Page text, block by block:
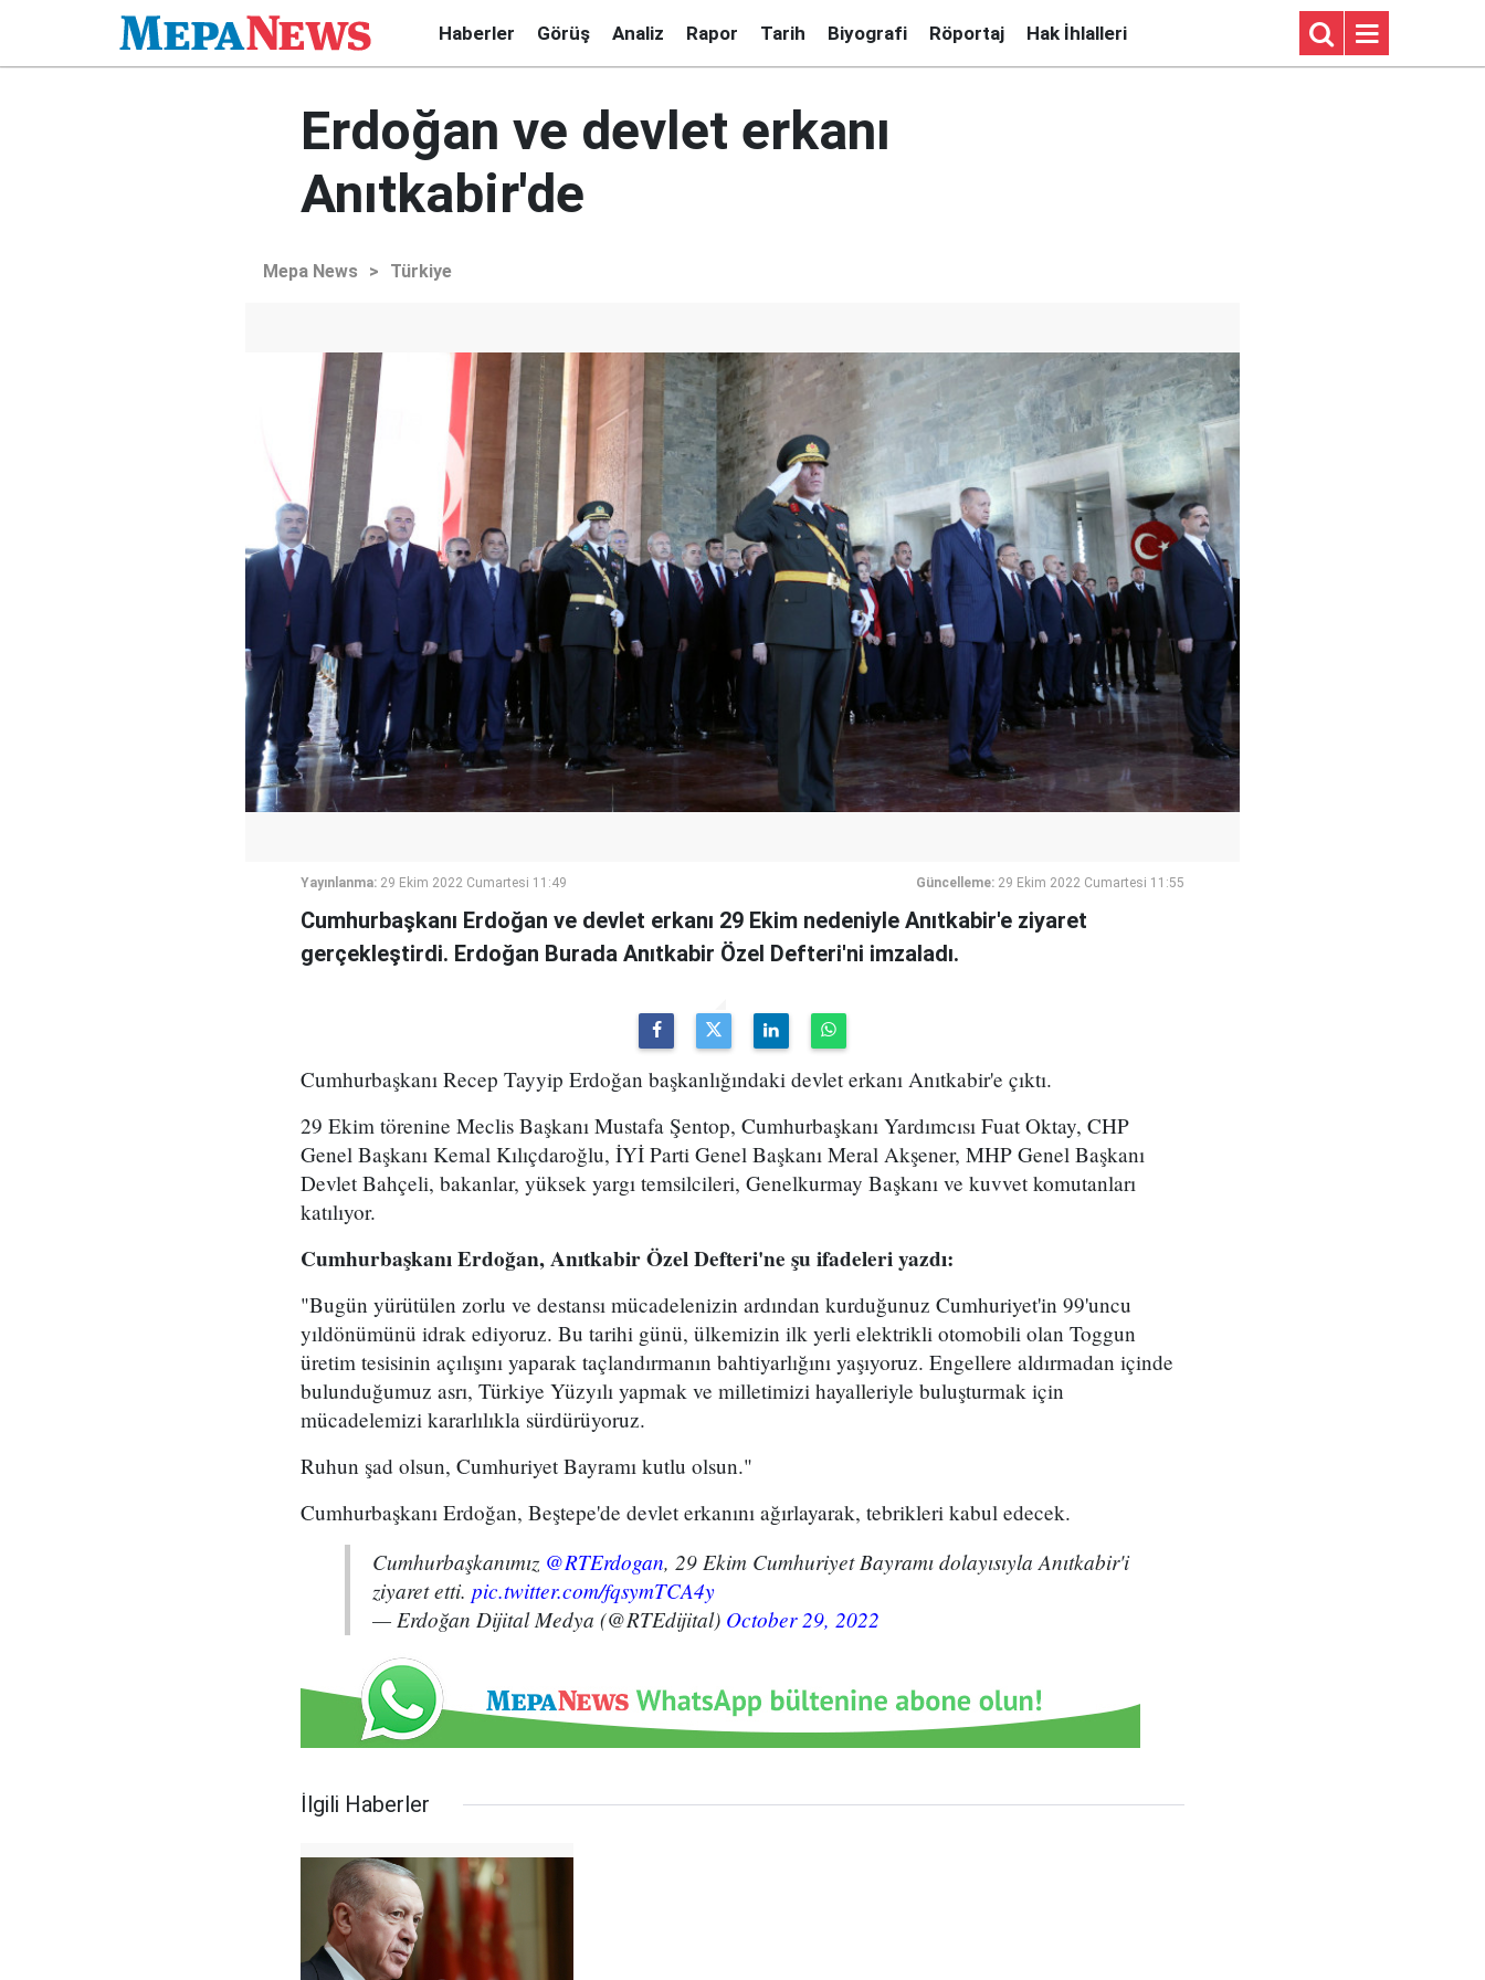
Haberler Görüş Analiz Rapor Tarih Biyografi Röportaj Hak İhlalleri
Erdoğan ve devlet erkanı
Anıtkabir'de
Mepa News > Türkiye
Yayınlanma: 29 Ekim 2022 Cumartesi 11:49 Güncelleme: 29 Ekim 2022 Cumartesi 11:55
Cumhurbaşkanı Erdoğan ve devlet erkanı 29 Ekim nedeniyle Anıtkabir'e ziyaret
gerçekleştirdi. Erdoğan Burada Anıtkabir Özel Defteri'ni imzaladı.
Cumhurbaşkanı Recep Tayyip Erdoğan başkanlığındaki devlet erkanı Anıtkabir'e çıktı.
29 Ekim törenine Meclis Başkanı Mustafa Şentop, Cumhurbaşkanı Yardımcısı Fuat Oktay, CHP
Genel Başkanı Kemal Kılıçdaroğlu, İYİ Parti Genel Başkanı Meral Akşener, MHP Genel Başkanı
Devlet Bahçeli, bakanlar, yüksek yargı temsilcileri, Genelkurmay Başkanı ve kuvvet komutanları
katılıyor.
Cumhurbaşkanı Erdoğan, Anıtkabir Özel Defteri'ne şu ifadeleri yazdı:
"Bugün yürütülen zorlu ve destansı mücadelenizin ardından kurduğunuz Cumhuriyet'in 99'uncu
yıldönümünü idrak ediyoruz. Bu tarihi günü, ülkemizin ilk yerli elektrikli otomobili olan Toggun
üretim tesisinin açılışını yaparak taçlandırmanın bahtiyarlığını yaşıyoruz. Engellere aldırmadan içinde
bulunduğumuz asrı, Türkiye Yüzyılı yapmak ve milletimizi hayalleriyle buluşturmak için
mücadelemizi kararlılıkla sürdürüyoruz.
Ruhun şad olsun, Cumhuriyet Bayramı kutlu olsun."
Cumhurbaşkanı Erdoğan, Beştepe'de devlet erkanını ağırlayarak, tebrikleri kabul edecek.
Cumhurbaşkanımız @RTErdogan, 29 Ekim Cumhuriyet Bayramı dolayısıyla Anıtkabir'i
ziyaret etti. pic.twitter.com/fqsymTCA4y
— Erdoğan Dijital Medya (@RTEdijital) October 29, 2022
İlgili Haberler